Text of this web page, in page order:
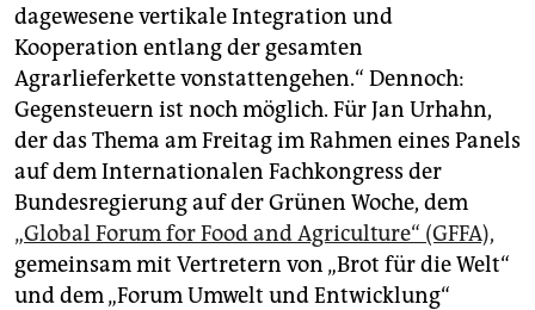
dagewesene vertikale Integration und
Kooperation entlang der gesamten
Agrarlieferkette vonstattengehen.“ Dennoch:
Gegensteuern ist noch möglich. Für Jan Urhahn,
der das Thema am Freitag im Rahmen eines Panels
auf dem Internationalen Fachkongress der
Bundesregierung auf der Grünen Woche, dem
„Global Forum for Food and Agriculture“ (GFFA),
gemeinsam mit Vertretern von „Brot für die Welt“
und dem „Forum Umwelt und Entwicklung“